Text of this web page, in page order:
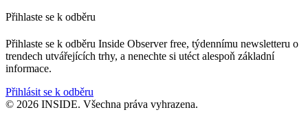
Přihlaste se k odběru
Přihlaste se k odběru Inside Observer free, týdennímu newsletteru o
trendech utvářejících trhy, a nenechte si utéct alespoň základní
informace.
Přihlásit se k odběru
© 2026 INSIDE. Všechna práva vyhrazena.